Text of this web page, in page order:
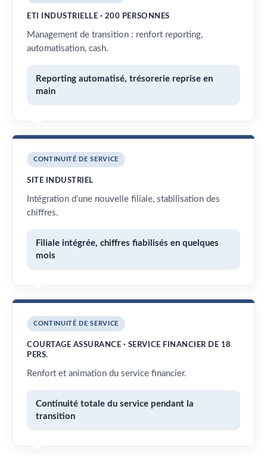
ETI INDUSTRIELLE · 200 PERSONNES
Management de transition : renfort reporting,
automatisation, cash.
Reporting automatisé, trésorerie reprise en
main
CONTINUITÉ DE SERVICE
SITE INDUSTRIEL
Intégration d’une nouvelle filiale, stabilisation des
chiffres.
Filiale intégrée, chiffres fiabilisés en quelques
mois
CONTINUITÉ DE SERVICE
COURTAGE ASSURANCE · SERVICE FINANCIER DE 18
PERS.
Renfort et animation du service financier.
Continuité totale du service pendant la
transition